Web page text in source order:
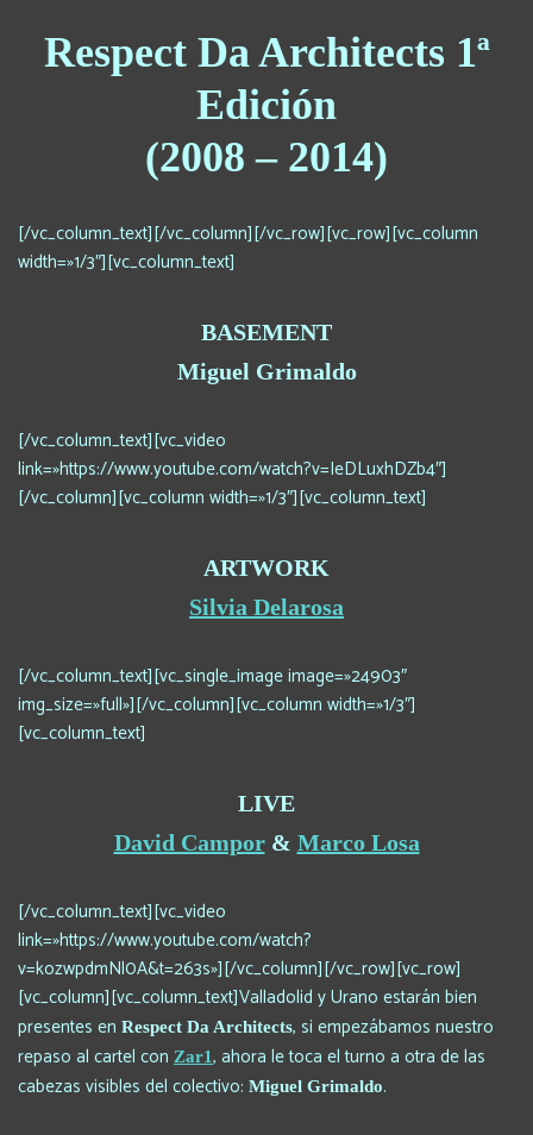
Respect Da Architects 1ª
Edición
(2008 – 2014)
[/vc_column_text][/vc_column][/vc_row][vc_row][vc_column
width=»1/3″][vc_column_text]
BASEMENT
Miguel Grimaldo
[/vc_column_text][vc_video
link=»https://www.youtube.com/watch?v=IeDLuxhDZb4″]
[/vc_column][vc_column width=»1/3″][vc_column_text]
ARTWORK
Silvia Delarosa
[/vc_column_text][vc_single_image image=»24903″
img_size=»full»][/vc_column][vc_column width=»1/3″]
[vc_column_text]
LIVE
David Campor& Marco Losa
[/vc_column_text][vc_video
link=»https://www.youtube.com/watch?
v=kozwpdmNl0A&t=263s»][/vc_column][/vc_row][vc_row]
[vc_column][vc_column_text]Valladolid y Urano estarán bien
presentes en Respect Da Architects, si empezábamos nuestro
repaso al cartel con Zar1, ahora le toca el turno a otra de las
cabezas visibles del colectivo: Miguel Grimaldo.